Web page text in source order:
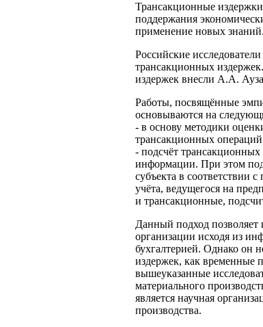
Трансакционные
поддержания
применение новых знаний.
Российские
трансакционных
издержек внесли А.А.
Работы, посвящённые
основываются на
- в основу методики
трансакционных
- подсчёт трансакционных
информации. При этом
субъекта в соответствии
учёта, ведущегося на
и трансакционные,
Данный подход позволяет
организации исходя из
бухгалтерией. Однако он
издержек, как временные
вышеуказанные
материального
является научная
производства.